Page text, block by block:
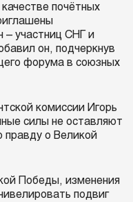
почётных
– участниц СНГ и
он, подчеркнув
форума в союзных
комиссии Игорь
силы не оставляют
правду о Великой
Победы, изменения
подвиг